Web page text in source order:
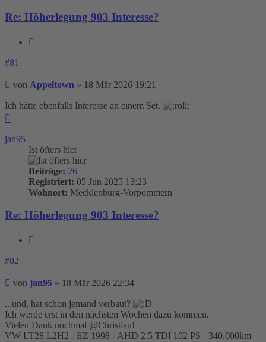
Re: Höherlegung 903 Interesse?
#81
Beitrag
von Appeltown » 18 Mär 2026 19:21
Ich hätte ebenfalls Interesse an einem Set.
jan95
Ist öfters hier
Beiträge: 26
Registriert: 05 Jun 2025 13:23
Wohnort: Mecklenburg-Vorpommern
Re: Höherlegung 903 Interesse?
#82
Beitrag
von jan95 » 18 Mär 2026 22:34
...und, hat schon jemand verbaut?
Ich werde erst in den nächsten Wochen dazu kommen.
Vielen Dank nochmal @Christian!
VW LT28 L2H2 - EZ 1998 - AHD 2,5 TDI 102 PS - 340.000km